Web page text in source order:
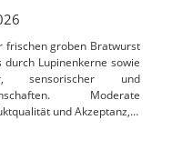
frischen groben Bratwurst
Lupinenkerne sowie
sensorischer und
Moderate
und Akzeptanz,…